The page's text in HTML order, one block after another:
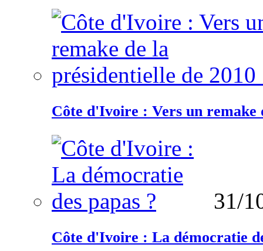
Côte d'Ivoire : Vers un remake
31/
Côte d'Ivoire : La démocratie